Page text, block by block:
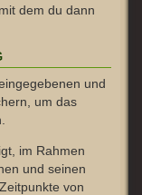
dem du dann
und
um das
im Rahmen
und seinen
von